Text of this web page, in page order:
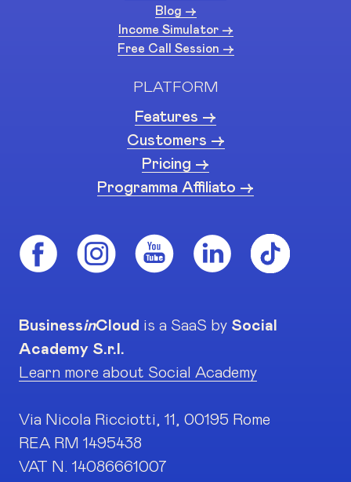
Blog ->
Income Simulator ->
Free Call Session ->
PLATFORM
Features ->
Customers ->
Pricing ->
Programma Affiliato ->
BusinessinCloud is a SaaS by Social
Academy S.r.l.
Learn more about Social Academy
Via Nicola Ricciotti, 11, 00195 Rome
REA RM 1495438
VAT N. 14086661007